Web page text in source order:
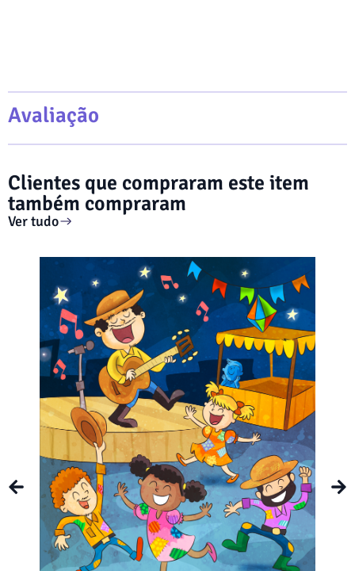
Avaliação
Clientes que compraram este item
também compraram
Ver tudo